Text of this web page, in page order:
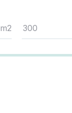
m2